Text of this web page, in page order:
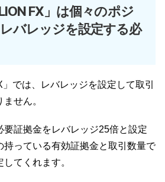
FX」は個々のポジ
バレッジを設定する必
では、レバレッジを設定して取引
せん。
要証拠金をレバレッジ25倍と設定
持っている有効証拠金と取引数量で
てくれます。